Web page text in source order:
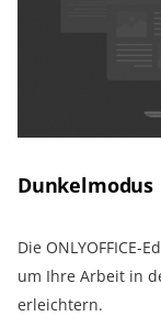
Dunkelmodus
Die
um Ihre Arbeit in
erleichtern.